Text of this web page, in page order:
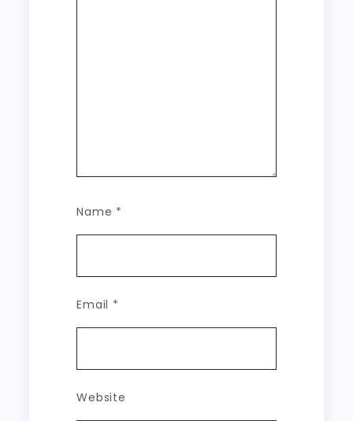
Name *
Email *
Website